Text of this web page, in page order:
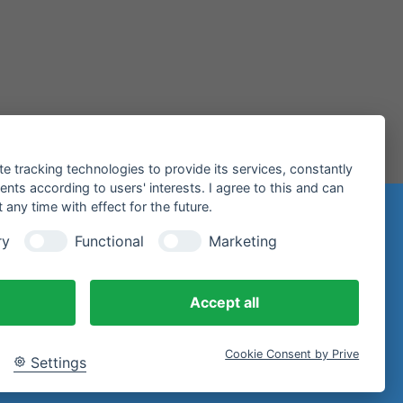
Mail.
tracking technologies to provide its services, constantly
according to users' interests. I agree to this and can
time with effect for the future.
Functional Marketing
Accept all
Settings Cookie Consent by Prive